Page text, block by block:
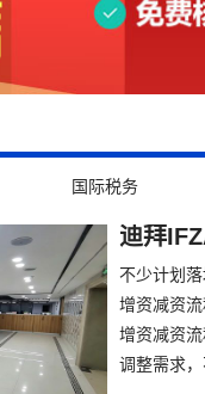
国际税务
迪拜
不少计划
增资减资
增资减资
调整需求，